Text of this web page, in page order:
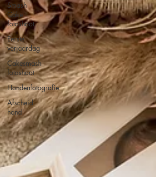
Smash
Cake
fotoshoot
Eerste
verjaardag
Cakesmash
fotoshoot
Hondenfotografie
Afscheid
hond